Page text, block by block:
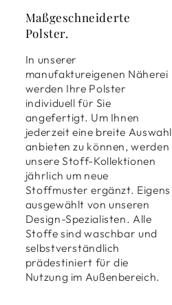
Maßgeschneiderte
Polster.
In unserer
manufaktureigenen Näherei
werden Ihre Polster
individuell für Sie
angefertigt. Um Ihnen
jederzeit eine breite Auswahl
anbieten zu können, werden
unsere Stoff-Kollektionen
jährlich um neue
Stoffmuster ergänzt. Eigens
ausgewählt von unseren
Design-Spezialisten. Alle
Stoffe sind waschbar und
selbstverständlich
prädestiniert für die
Nutzung im Außenbereich.